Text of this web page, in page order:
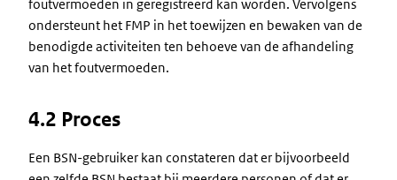
foutvermoeden in geregistreerd kan worden. Vervolgens
ondersteunt het FMP in het toewijzen en bewaken van de
benodigde activiteiten ten behoeve van de afhandeling
van het foutvermoeden.
4.2 Proces
Een BSN-gebruiker kan constateren dat er bijvoorbeeld